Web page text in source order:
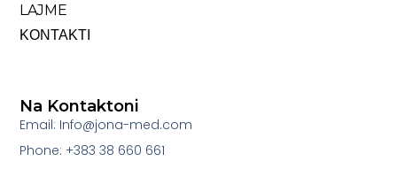
LAJME
ΚΟΝΤΑΚΤΙ
Na Kontaktoni
Email: Info@jona-med.com
Phone: +383 38 660 661